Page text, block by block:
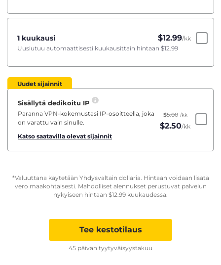
1 kuukausi $12.99/kk
Uusiutuu automaattisesti kuukausittain hintaan $12.99
Uudet sijainnit
Sisällytä dedikoitu IP
Paranna VPN-kokemustasi IP-osoitteella, joka
on varattu vain sinulle.
Katso saatavilla olevat sijainnit
$5.00 /kk
$2.50/kk
*Valuuttana käytetään Yhdysvaltain dollaria. Hintaan voidaan lisätä
vero maakohtaisesti. Mahdolliset alennukset perustuvat palvelun
nykyiseen hintaan $12.99 kuukaudessa.
Tee kestotilaus
45 päivän tyytyväisyystakuu